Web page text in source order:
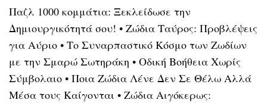
Παζλ 1000 κομμάτια: Ξεκλείδωσε την
Δημιουργικότητά σου! • Ζώδια Ταύρος: Προβλέψεις
για Αύριο • Το Συναρπαστικό Κόσμο των Ζωδίων
με την Σμαρώ Σωτηράκη • Οδική Βοήθεια Χωρίς
Σύμβολαιο • Ποια Ζώδια Λένε Δεν Σε Θέλω Αλλά
Μέσα τους Καίγονται • Ζώδια Αιγόκερως: